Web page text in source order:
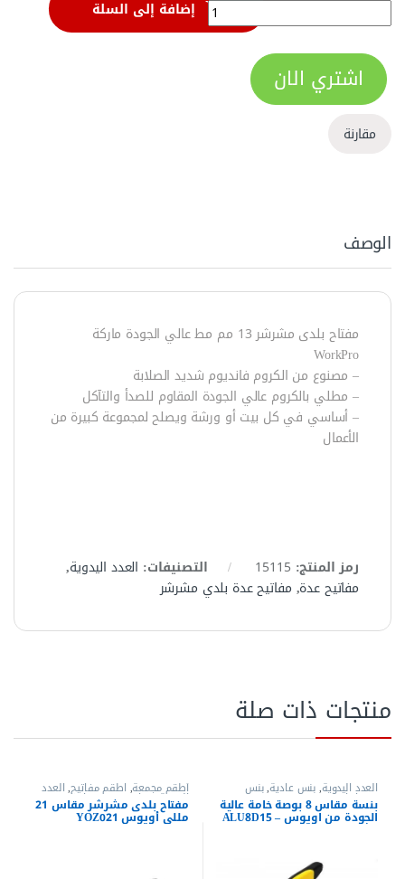
مفتاح بلدي مشرشر مقاس 13 مم من وورك برو - W073305 quantity إضافة إلى السلة
اشتري الان
مقارنة
الوصف
مفتاح بلدى مشرشر 13 مم مط عالي الجودة ماركة
WorkPro
– مصنوع من الكروم فانديوم شديد الصلابة
– مطلي بالكروم عالي الجودة المقاوم للصدأ والتآكل
– أساسي في كل بيت أو ورشة ويصلح لمجموعة كبيرة من
الأعمال
رمز المنتج: 15115 التصنيفات: العدد اليدوية,
مفاتيح عدة, مفاتيح عدة بلدي مشرشر
منتجات ذات صلة
العدد اليدوية,بنس عادية,بنس
وقصافات بنسة مقاس 8 بوصة خامة عالية
الجودة من اويوس – ALU8D15
أطقم مجمعة, اطقم مفاتيح,العدد
اليدوية ,مفاتيح عدة ,مفاتيح عدة
بلدي,مفاتيح عدة بلدي مشرشر,
مفاتيح عدة مشرشر
مفتاح بلدى مشرشر مقاس 21
مللى أويوس YOZ021